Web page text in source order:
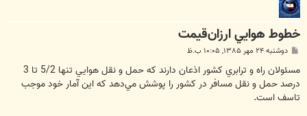
خطوط هوايي ارزان‌قيمت
ت
دوشنبه ۲۴ مهر ۱۳۸۵, ۱۰:۰۵ ب.ظ
مسئولان راه و ترابري كشور اذعان دارند كه حمل و نقل هوايي تنها 5/2 تا 3
درصد حمل و نقل مسافر در كشور را پوشش مي‌دهد كه اين آمار خود موجب
تاسف است.